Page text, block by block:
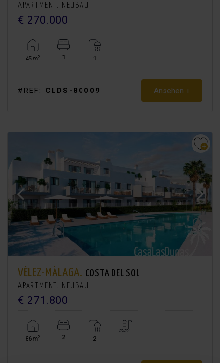
APARTMENT. NEUBAU
€ 270.000
45m2 1 1
#REF: CLDS-80009 Ansehen +
VÉLEZ-MÁLAGA. COSTA DEL SOL
APARTMENT. NEUBAU
€ 271.800
86m2 2 2